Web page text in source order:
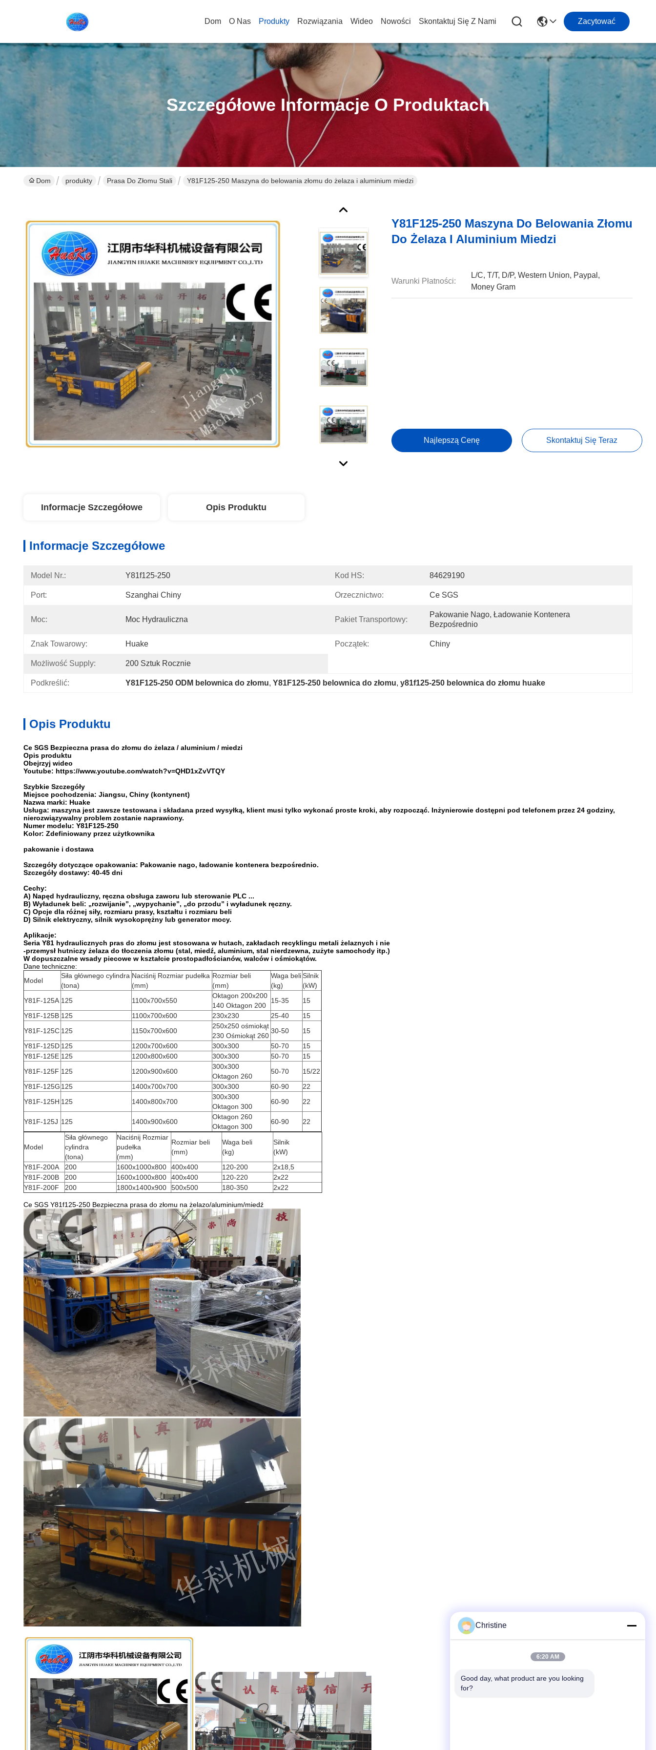
Dom O Nas Produkty Rozwiązania Wideo Nowości Skontaktuj Się Z Nami Zacytować
Szczegółowe Informacje O Produktach
Dom produkty Prasa Do Złomu Stali Y81F125-250 Maszyna do belowania złomu do żelaza i aluminium miedzi
Y81F125-250 Maszyna Do Belowania Złomu
Do Żelaza I Aluminium Miedzi
Warunki Płatności:
L/C, T/T, D/P, Western Union, Paypal,
Money Gram
Najlepszą Cenę Skontaktuj Się Teraz
Informacje Szczegółowe Opis Produktu
Informacje Szczegółowe
Model Nr.: Y81f125-250 Kod HS: 84629190
Port: Szanghai Chiny Orzecznictwo: Ce SGS
Moc: Moc Hydrauliczna Pakiet Transportowy:
Pakowanie Nago, Ładowanie Kontenera
Bezpośrednio
Znak Towarowy: Huake Początek: Chiny
Możliwość Supply: 200 Sztuk Rocznie
Podkreślić: Y81F125-250 ODM belownica do złomu, Y81F125-250 belownica do złomu, y81f125-250 belownica do złomu huake
Opis Produktu
Ce SGS Bezpieczna prasa do złomu do żelaza / aluminium / miedzi
Opis produktu
Obejrzyj wideo
Youtube: https://www.youtube.com/watch?v=QHD1xZvVTQY
Szybkie Szczegóły
Miejsce pochodzenia: Jiangsu, Chiny (kontynent)
Nazwa marki: Huake
Usługa: maszyna jest zawsze testowana i składana przed wysyłką, klient musi tylko wykonać proste kroki, aby rozpocząć. Inżynierowie dostępni pod telefonem przez 24 godziny,
nierozwiązywalny problem zostanie naprawiony.
Numer modelu: Y81F125-250
Kolor: Zdefiniowany przez użytkownika
pakowanie i dostawa
Szczegóły dotyczące opakowania: Pakowanie nago, ładowanie kontenera bezpośrednio.
Szczegóły dostawy: 40-45 dni
Cechy:
A) Napęd hydrauliczny, ręczna obsługa zaworu lub sterowanie PLC ...
B) Wyładunek beli: „rozwijanie”, „wypychanie”, „do przodu” i wyładunek ręczny.
C) Opcje dla różnej siły, rozmiaru prasy, kształtu i rozmiaru beli
D) Silnik elektryczny, silnik wysokoprężny lub generator mocy.
Aplikacje:
Seria Y81 hydraulicznych pras do złomu jest stosowana w hutach, zakładach recyklingu metali żelaznych i nie
-przemysł hutniczy żelaza do tłoczenia złomu (stal, miedź, aluminium, stal nierdzewna, zużyte samochody itp.)
W dopuszczalne wsady piecowe w kształcie prostopadłościanów, walców i ośmiokątów.
Dane techniczne:
Model
Siła głównego cylindra
(tona)
Naciśnij Rozmiar pudełka
(mm)
Rozmiar beli
(mm)
Waga beli
(kg)
Silnik
(kW)
Y81F-125A 125 1100x700x550
Oktagon 200x200
140 Oktagon 200
15-35
15
Y81F-125B 125 1100x700x600 230x230 25-40
15
Y81F-125C 125 1150x700x600
250x250 ośmiokąt
230 Ośmiokąt 260
30-50
15
Y81F-125D 125 1200x700x600 300x300 50-70
15
Y81F-125E 125 1200x800x600 300x300 50-70
15
Y81F-125F 125 1200x900x600
300x300
Oktagon 260
50-70
15/22
Y81F-125G 125 1400x700x700 300x300 60-90
22
Y81F-125H 125 1400x800x700
300x300
Oktagon 300
60-90 22
Y81F-125J 125 1400x900x600
Oktagon 260
Oktagon 300
60-90 22
Model
Siła głównego
cylindra
(tona)
Naciśnij Rozmiar
pudełka
(mm)
Rozmiar beli
(mm)
Waga beli
(kg)
Silnik
(kW)
Y81F-200A
200 1600x1000x800 400x400 120-200
2x18,5
Y81F-200B
200 1600x1000x800 400x400 120-220
2x22
Y81F-200F
200 1800x1400x900 500x500 180-350 2x22
Ce SGS Y81f125-250 Bezpieczna prasa do złomu na żelazo/aluminium/miedź
Christine
6:20 AM
Good day, what product are you looking
for?